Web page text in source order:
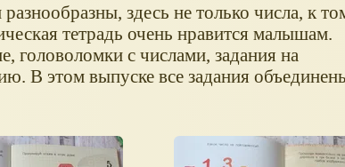
здесь не только числа, к
тетрадь очень нравится малышам.
головоломки с числами, задания на
В этом выпуске все задания